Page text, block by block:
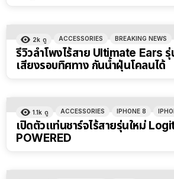
2k ดู ACCESSORIES BREAKING NEWS
รีวิวลำโพงไร้สาย Ultimate Ears
เสียงรอบทิศทาง กันน้ำฝุ่นโคลนได้
1.1k ดู ACCESSORIES IPHONE 8
เปิดตัวแท่นชาร์จไร้สายรุ่นใหม่
POWERED